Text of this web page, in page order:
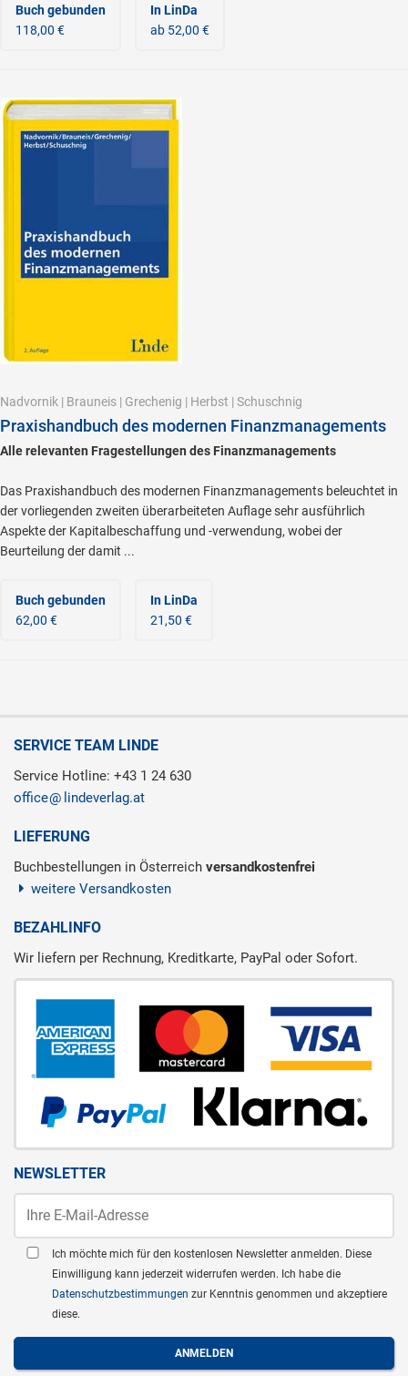
Buch gebunden
118,00 €
In LinDa
ab 52,00 €
Nadvornik | Brauneis | Grechenig | Herbst | Schuschnig
Praxishandbuch des modernen Finanzmanagements
Alle relevanten Fragestellungen des Finanzmanagements
Das Praxishandbuch des modernen Finanzmanagements beleuchtet in
der vorliegenden zweiten überarbeiteten Auflage sehr ausführlich
Aspekte der Kapitalbeschaffung und -verwendung, wobei der
Beurteilung der damit ...
Buch gebunden
62,00 €
In LinDa
21,50 €
SERVICE TEAM LINDE
Service Hotline: +43 1 24 630
office
lindeverlag.at
LIEFERUNG
Buchbestellungen in Österreich versandkostenfrei
weitere Versandkosten
BEZAHLINFO
Wir liefern per Rechnung, Kreditkarte, PayPal oder Sofort.
NEWSLETTER
Ich möchte mich für den kostenlosen Newsletter anmelden. Diese
Einwilligung kann jederzeit widerrufen werden. Ich habe die
Datenschutzbestimmungen zur Kenntnis genommen und akzeptiere
diese.